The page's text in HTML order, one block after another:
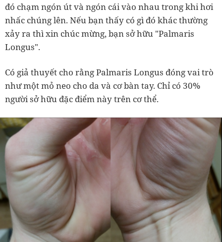
đó chạm ngón út và ngón cái vào nhau trong khi hơi
nhấc chúng lên. Nếu bạn thấy có gì đó khác thường
xảy ra thì xin chúc mừng, bạn sở hữu "Palmaris
Longus".
Có giả thuyết cho rằng Palmaris Longus đóng vai trò
như một mỏ neo cho da và cơ bàn tay. Chỉ có 30%
người sở hữu đặc điểm này trên cơ thể.